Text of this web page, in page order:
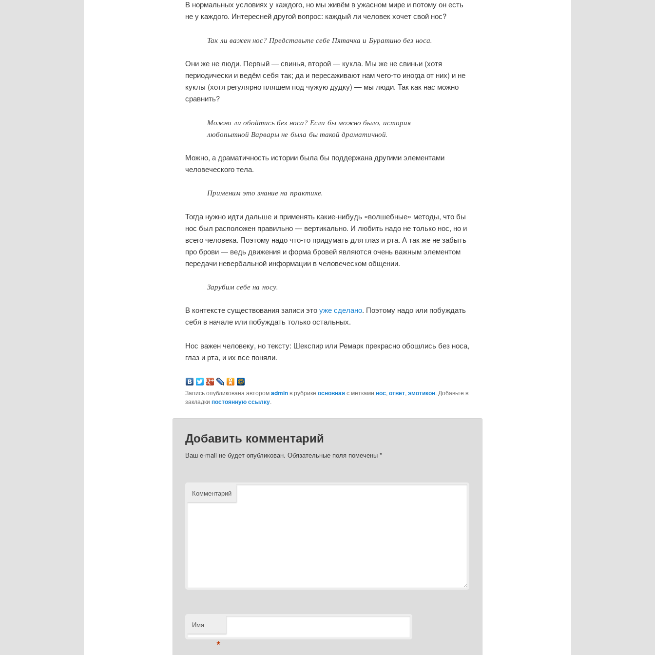
В нормальных условиях у каждого, но мы живём в ужасном мире и потому он есть
не у каждого. Интересней другой вопрос: каждый ли человек хочет свой нос?
Так ли важен нос? Представьте себе Пятачка и Буратино без носа.
Они же не люди. Первый — свинья, второй — кукла. Мы же не свиньи (хотя
периодически и ведём себя так; да и пересаживают нам чего-то иногда от них) и не
куклы (хотя регулярно пляшем под чужую дудку) — мы люди. Так как нас можно
сравнить?
Можно ли обойтись без носа? Если бы можно было, история
любопытной Варвары не была бы такой драматичной.
Можно, а драматичность истории была бы поддержана другими элементами
человеческого тела.
Применим это знание на практике.
Тогда нужно идти дальше и применять какие-нибудь «волшебные» методы, что бы
нос был расположен правильно — вертикально. И любить надо не только нос, но и
всего человека. Поэтому надо что-то придумать для глаз и рта. А так же не забыть
про брови — ведь движения и форма бровей являются очень важным элементом
передачи невербальной информации в человеческом общении.
Зарубим себе на носу.
В контексте существования записи этоуже сделано. Поэтому надо или побуждать
себя в начале или побуждать только остальных.
Нос важен человеку, но тексту: Шекспир или Ремарк прекрасно обошлись без носа,
глаз и рта, и их все поняли.
Запись опубликована авторомadminв рубрике основнаяс метками нос, ответ, эмотикон. Добавьте в
закладки постоянную ссылку.
Добавить комментарий
Ваш e-mail не будет опубликован. Обязательные поля помечены *
Комментарий
Имя
*